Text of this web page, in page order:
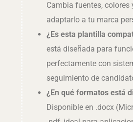
Cambia fuentes, colores
adaptarlo a tu marca
¿Es esta plantilla
está diseñada para
perfectamente con
seguimiento de
¿En qué formatos está
Disponible en .docx